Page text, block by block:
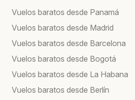
Vuelos baratos desde Panamá
Vuelos baratos desde Madrid
Vuelos baratos desde Barcelona
Vuelos baratos desde Bogotá
Vuelos baratos desde La Habana
Vuelos baratos desde Berlín